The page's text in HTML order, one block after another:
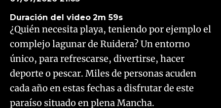
Duración del video 2m 59s
¿Quién necesita playa, teniendo por ejemplo el
complejo lagunar de Ruidera? Un entorno
único, para refrescarse, divertirse, hacer
deporte o pescar. Miles de personas acuden
cada año en estas fechas a disfrutar de este
paraíso situado en plena Mancha.